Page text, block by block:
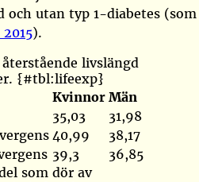
och utan typ 1-diabetes
).
livslängd
{#tbl:lifeexp}
Kvinnor Män
35,03
31,98
40,99
38,17
39,3
36,85
som dör av